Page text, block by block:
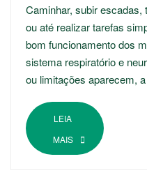
Caminhar, subir escadas,
ou até realizar tarefas
bom funcionamento dos
sistema respiratório e
ou limitações aparecem,
LEIA
MAIS